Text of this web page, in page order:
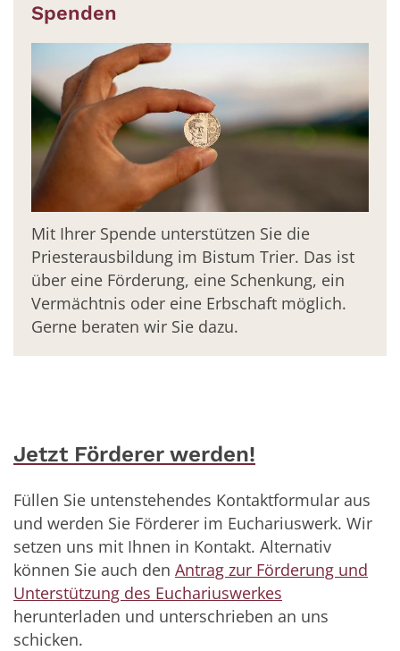
Spenden
Mit Ihrer Spende unterstützen Sie die
Priesterausbildung im Bistum Trier. Das ist
über eine Förderung, eine Schenkung, ein
Vermächtnis oder eine Erbschaft möglich.
Gerne beraten wir Sie dazu.
Jetzt Förderer werden!
Füllen Sie untenstehendes Kontaktformular aus
und werden Sie Förderer im Euchariuswerk. Wir
setzen uns mit Ihnen in Kontakt. Alternativ
können Sie auch den Antrag zur Förderung und
Unterstützung des Euchariuswerkes
herunterladen und unterschrieben an uns
schicken.